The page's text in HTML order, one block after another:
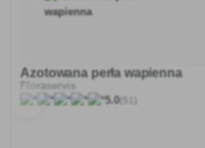
Azotowana perła wapienna
Floraservis
5.0(51)